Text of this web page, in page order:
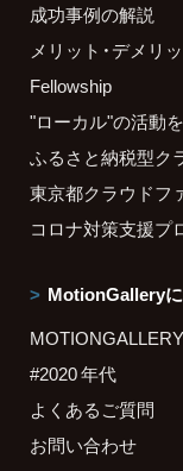
成功事例の解説
メリット・デメリ
Fellowship
"ローカル"の活動
ふるさと納税型ク
東京都クラウドフ
コロナ対策支援プ
MotionGallery
#2020 年代
よくあるご質問
お問い合わせ